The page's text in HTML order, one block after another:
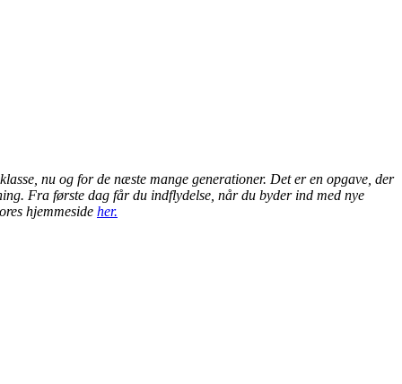
nu og for de næste mange generationer. Det er en opgave, der
Fra første dag får du indflydelse, når du byder ind med nye
hjemmeside her.